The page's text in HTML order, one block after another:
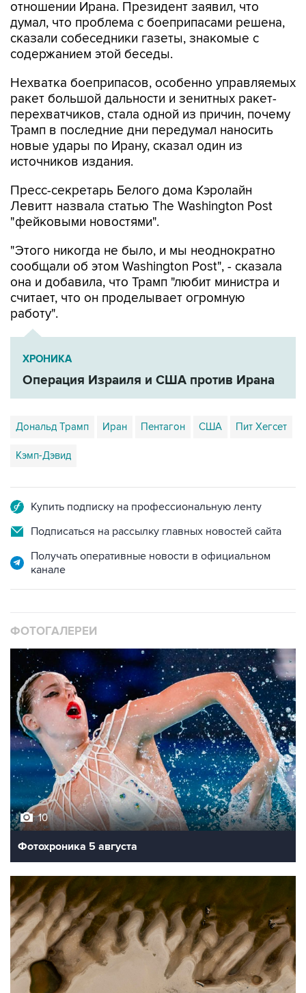
отношении Ирана. Президент заявил, что
думал, что проблема с боеприпасами решена,
сказали собеседники газеты, знакомые с
содержанием этой беседы.
Нехватка боеприпасов, особенно управляемых
ракет большой дальности и зенитных ракет-
перехватчиков, стала одной из причин, почему
Трамп в последние дни передумал наносить
новые удары по Ирану, сказал один из
источников издания.
Пресс-секретарь Белого дома Кэролайн
Левитт назвала статью The Washington Post
"фейковыми новостями".
"Этого никогда не было, и мы неоднократно
сообщали об этом Washington Post", - сказала
она и добавила, что Трамп "любит министра и
считает, что он проделывает огромную
работу".
ХРОНИКА
Операция Израиля и США против Ирана
Дональд Трамп Иран Пентагон США Пит Хегсет
Кэмп-Дэвид
Купить подписку на профессиональную ленту
Подписаться на рассылку главных новостей сайта
Получать оперативные новости в официальном
канале
ФОТОГАЛЕРЕИ
10
Фотохроника 5 августа